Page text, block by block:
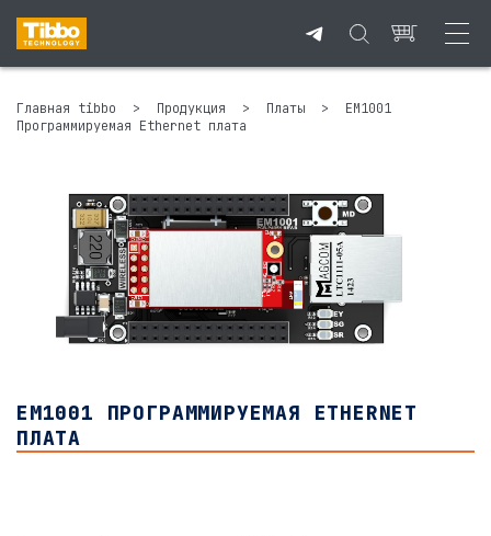
Главная tibbo > Продукция > Платы >
EM1001
Программируемая Ethernet плата
EM1001 ПРОГРАММИРУЕМАЯ ETHERNET
ПЛАТА